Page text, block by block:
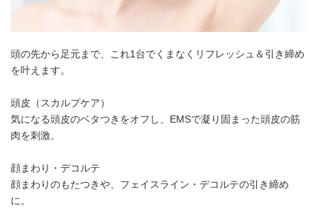
頭の先から足元まで、これ1台でくまなくリフレッシュ＆引き締め
を叶えます。
頭皮（スカルプケア）
気になる頭皮のベタつきをオフし、EMSで凝り固まった頭皮の筋
肉を刺激。
顔まわり・デコルテ
顔まわりのもたつきや、フェイスライン・デコルテの引き締め
に。